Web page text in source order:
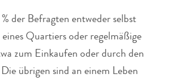
% der Befragten entweder selbst
Quartiers oder regelmäßige
zum Einkaufen oder durch den
übrigen sind an einem Leben